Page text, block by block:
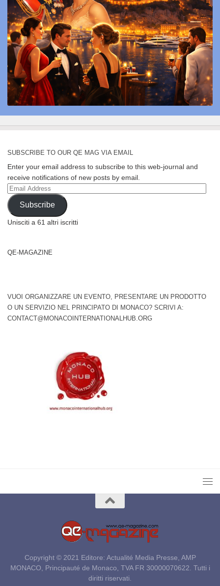
SUBSCRIBE TO OUR QE MAG VIA EMAIL
Enter your email address to subscribe to this web-journal and
receive notifications of new posts by email.
Email
Address
Subscribe
Unisciti a 61 altri iscritti
QE-MAGAZINE
VUOI ORGANIZZARE UN EVENTO, PRESENTARE UN PRODOTTO
O UN SERVIZIO NEL PRINCIPATO DI MONACO? SCRIVI A:
CONTACT@MONACOINTERNATIONALHUB.ORG
Copyright © 2021 Editore: Actualité Media Presse, AMP
MONACO, Principauté de Monaco, TVA FR 30000070622. Tutti i
diritti riservati.